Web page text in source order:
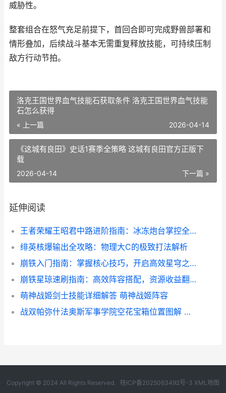
威胁性。
整套组合在怒气充足前提下，首回合即可完成野兽部署和
情形叠加，后续战斗基本无需重复释放技能，可持续压制
敌方行动节拍。
洛克王国世界血气技能石获取条件 洛克王国世界血气技能
石怎么获得
« 上一篇 2026-04-14
《这城有良田》史话1赛季全策略 这城有良田官方正版下
载
下一篇 »
2026-04-14
延伸阅读
王者荣耀王昭君中路进阶指南：冰冻炮台掌控全场！
绯英核爆输出全攻略：物理大C的极致打法解析
崩铁入门指南：掌握核心技巧，开启高效星穹之旅！
崩铁星琼速刷指南：高效阵容搭配，资源收益翻倍！
萌神战姬剑士技能详细解答 萌神战姬阵容
战双帕弥什法奥斯军事学院空花宝箱位置图解 战双帕弥a
Copyright © 2024 All Rights Reserved. 桂ICP备2025063492号-3 XML地图